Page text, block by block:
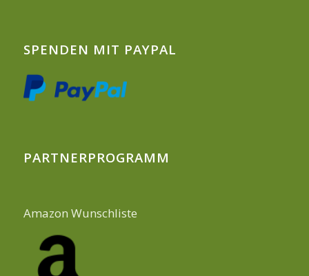
SPENDEN MIT PAYPAL
PARTNERPROGRAMM
Amazon Wunschliste